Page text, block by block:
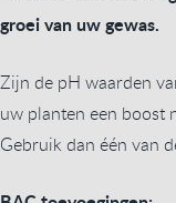
groei van uw gewas.
Zijn de pH waarden
uw planten een boost
Gebruik dan één van